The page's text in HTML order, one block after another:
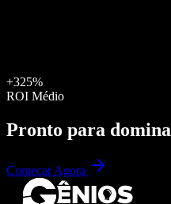
+325%
ROI Médio
Pronto para
Começar Agora